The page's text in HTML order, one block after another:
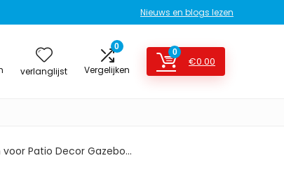
Nieuws en blogs lezen
verlanglijst
0
Vergelijken
0
€0.00
Patio Decor Gazebo…